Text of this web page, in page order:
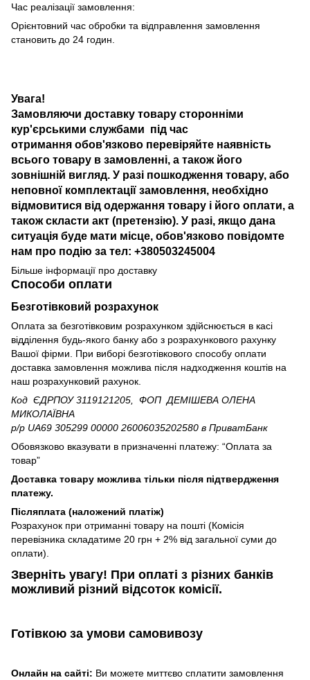
Час реалізації замовлення:
Орієнтовний час обробки та відправлення замовлення
становить до 24 годин.
Увага!
Замовляючи доставку товару сторонніми
кур'єрськими службами під час
отримання обов'язково перевіряйте наявність
всього товару в замовленні, а також його
зовнішній вигляд. У разі пошкодження товару, або
неповної комплектації замовлення, необхідно
відмовитися від одержання товару і його оплати, а
також скласти акт (претензію). У разі, якщо дана
ситуація буде мати місце, обов'язково повідомте
нам про подію за тел: +380503245004
Більше інформації про доставку
Способи оплати
Безготівковий розрахунок
Оплата за безготівковим розрахунком здійснюється в касі
відділення будь-якого банку або з розрахункового рахунку
Вашої фірми. При виборі безготівкового способу оплати
доставка замовлення можлива після надходження коштів на
наш розрахунковий рахунок.
Код ЄДРПОУ 3119121205, ФОП ДЕМІШЕВА ОЛЕНА
МИКОЛАЇВНА
р/р UA69 305299 00000 26006035202580 в ПриватБанк
Обовязково вказувати в призначенні платежу: “Оплата за
товар”
Доставка товару можлива тільки після підтвердження
платежу.
Післяплата (наложений платіж)
Розрахунок при отриманні товару на пошті (Комісія
перевізника складатиме 20 грн + 2% від загальної суми до
оплати).
Зверніть увагу!​ При оплаті з різних банків
можливий різний відсоток комісії.
Готівкою за умови самовивозу
Онлайн на сайті: Ви можете миттєво сплатити замовлення